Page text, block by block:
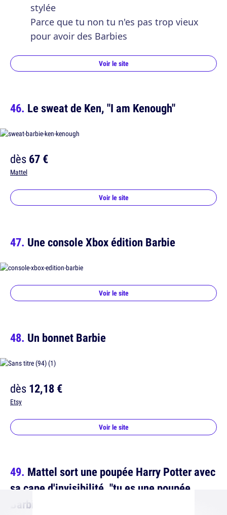
stylée
Parce que tu non tu n'es pas trop vieux
pour avoir des Barbies
Voir le site
Le sweat de Ken, "I am Kenough"
dès67 €
Mattel
Voir le site
Une console Xbox édition Barbie
Voir le site
Un bonnet Barbie
dès12,18 €
Etsy
Voir le site
Mattel sort une poupée Harry Potter avec
sa cape d'invisibilité, "tu es une poupée
Barbie Harry"